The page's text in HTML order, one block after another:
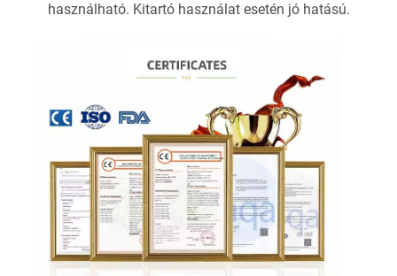
használható. Kitartó használat esetén jó hatású.